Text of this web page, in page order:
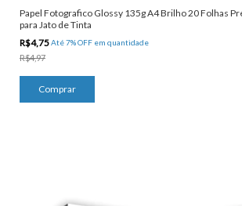
Papel Fotografico Glossy 135g A4 Brilho 20 Folhas
para Jato de Tinta
R$4,75Até 7% OFF em quantidade
R$4,97